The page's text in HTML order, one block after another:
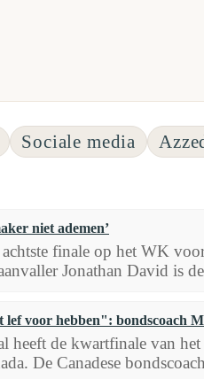
Sociale media
niet ademen’
finale op het WK
Jonathan David is
lef voor hebben": bondscoach
heeft de kwartfinale van
De Canadese